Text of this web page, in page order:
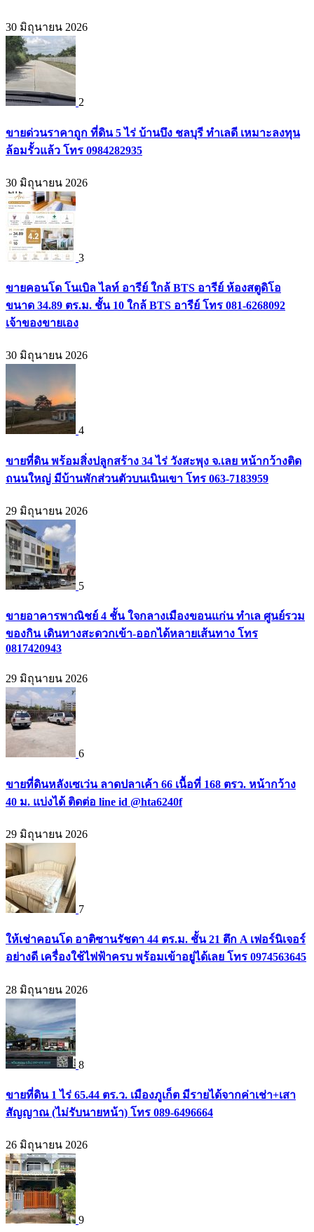
30 มิถุนายน 2026
2
ขายด่วนราคาถูก ที่ดิน 5 ไร่ บ้านบึง ชลบุรี ทำเลดี เหมาะลงทุน
ล้อมรั้วแล้ว โทร 0984282935
30 มิถุนายน 2026
3
ขายคอนโด โนเบิล ไลท์ อารีย์ ใกล้ BTS อารีย์ ห้องสตูดิโอ
ขนาด 34.89 ตร.ม. ชั้น 10 ใกล้ BTS อารีย์ โทร 081-6268092
เจ้าของขายเอง
30 มิถุนายน 2026
4
ขายที่ดิน พร้อมสิ่งปลูกสร้าง 34 ไร่ วังสะพุง จ.เลย หน้ากว้างติด
ถนนใหญ่ มีบ้านพักส่วนตัวบนเนินเขา โทร 063-7183959
29 มิถุนายน 2026
5
ขายอาคารพาณิชย์ 4 ชั้น ใจกลางเมืองขอนแก่น ทำเล ศูนย์รวม
ของกิน เดินทางสะดวกเข้า-ออกได้หลายเส้นทาง โทร
0817420943
29 มิถุนายน 2026
6
ขายที่ดินหลังเซเว่น ลาดปลาเค้า 66 เนื้อที่ 168 ตรว. หน้ากว้าง
40 ม. แบ่งได้ ติดต่อ line id @hta6240f
29 มิถุนายน 2026
7
ให้เช่าคอนโด อาติซานรัชดา 44 ตร.ม. ชั้น 21 ตึก A เฟอร์นิเจอร์
อย่างดี เครื่องใช้ไฟฟ้าครบ พร้อมเข้าอยู่ได้เลย โทร 0974563645
28 มิถุนายน 2026
8
ขายที่ดิน 1 ไร่ 65.44 ตร.ว. เมืองภูเก็ต มีรายได้จากค่าเช่า+เสา
สัญญาณ (ไม่รับนายหน้า) โทร 089-6496664
26 มิถุนายน 2026
9